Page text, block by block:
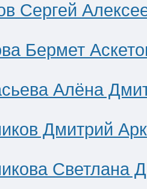
Сергей
Бермет
Алёна
Дмитрий
Светлана